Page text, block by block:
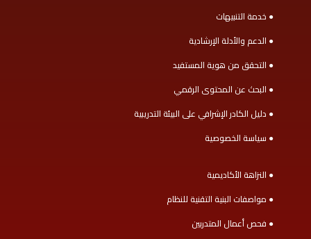
● خدمة التنبيهات
● الدعم والأدلة الإرشادية
● التحقق من هوية المستفيد
● البحث عن المحتوى الرقمي
● دليل الكادر الإشرافي على البيئة التدريبية
● سياسة الخصوصية
● النزاهة الأكاديمية
● مواصفات البنية التقنية للنظام
● فحص أعمال المتدربين